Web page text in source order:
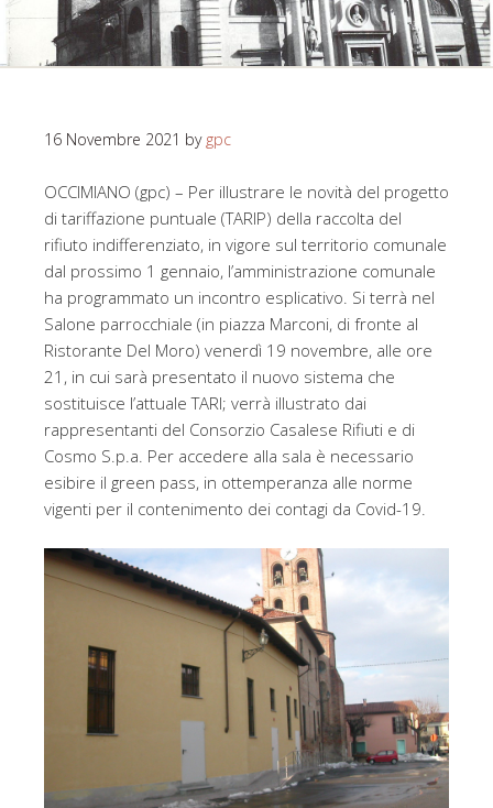
16 Novembre 2021 by gpc
OCCIMIANO (gpc) – Per illustrare le novità del progetto
di tariffazione puntuale (TARIP) della raccolta del
rifiuto indifferenziato, in vigore sul territorio comunale
dal prossimo 1 gennaio, l’amministrazione comunale
ha programmato un incontro esplicativo. Si terrà nel
Salone parrocchiale (in piazza Marconi, di fronte al
Ristorante Del Moro) venerdì 19 novembre, alle ore
21, in cui sarà presentato il nuovo sistema che
sostituisce l’attuale TARI; verrà illustrato dai
rappresentanti del Consorzio Casalese Rifiuti e di
Cosmo S.p.a. Per accedere alla sala è necessario
esibire il green pass, in ottemperanza alle norme
vigenti per il contenimento dei contagi da Covid-19.